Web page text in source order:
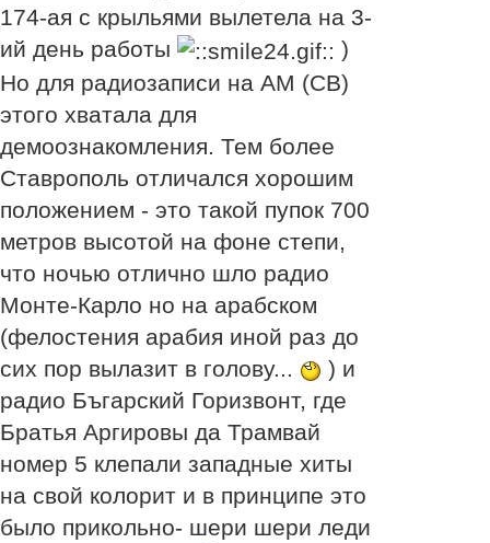
174-ая с крыльями вылетела на 3-
ий день работы
)
Но для радиозаписи на АМ (СВ)
этого хватала для
демоознакомления. Тем более
Ставрополь отличался хорошим
положением - это такой пупок 700
метров высотой на фоне степи,
что ночью отлично шло радио
Монте-Карло но на арабском
(фелостения арабия иной раз до
сих пор вылазит в голову...
) и
радио Бъгарский Горизвонт, где
Братья Аргировы да Трамвай
номер 5 клепали западные хиты
на свой колорит и в принципе это
было прикольно- шери шери леди